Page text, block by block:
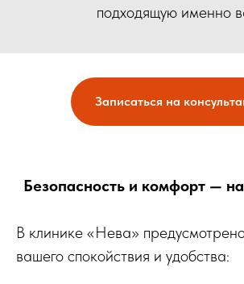
подходящую именно
Записаться на
Безопасность и комфорт —
В клинике «Нева»
вашего спокойствия и удобства: